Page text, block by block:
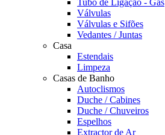
Tubo de Ligação - Gás
Válvulas
Válvulas e Sifões
Vedantes / Juntas
Casa
Estendais
Limpeza
Casas de Banho
Autoclismos
Duche / Cabines
Duche / Chuveiros
Espelhos
Extractor de Ar